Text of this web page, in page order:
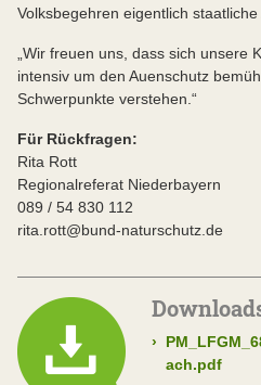
Volksbegehren eigentlich staatliche
„Wir freuen uns, dass sich unsere
intensiv um den Auenschutz
Schwerpunkte verstehen.“
Für Rückfragen:
Rita Rott
Regionalreferat Niederbayern
089 / 54 830 112
rita.rott@bund-naturschutz.de
›
ach.pdf